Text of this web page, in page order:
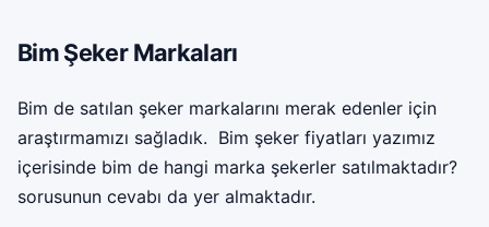
Bim Şeker Markaları
Bim de satılan şeker markalarını merak edenler için
araştırmamızı sağladık. Bim şeker fiyatları yazımız
içerisinde bim de hangi marka şekerler satılmaktadır?
sorusunun cevabı da yer almaktadır.